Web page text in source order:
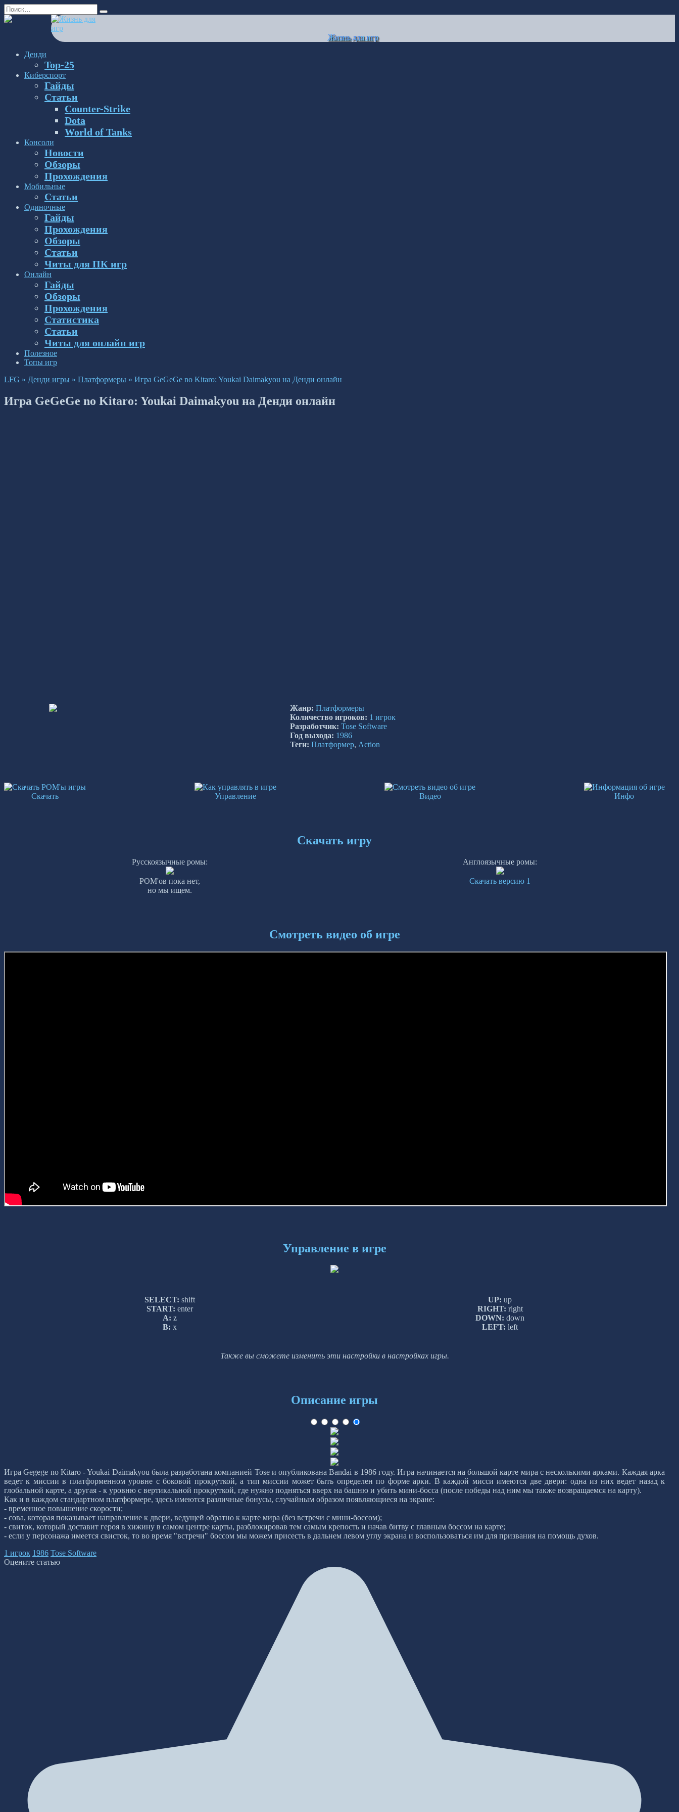
Перейти
к
Search
for:
Жизнь для игр
Денди
Top-25
Киберспорт
Гайды
Статьи
Counter-Strike
Dota
World of Tanks
Консоли
Новости
Обзоры
Прохождения
Мобильные
Статьи
Одиночные
Гайды
Прохождения
Обзоры
Статьи
Читы для ПК игр
Онлайн
Гайды
Обзоры
Прохождения
Статистика
Статьи
Читы для онлайн игр
Полезное
Топы игр
LFG » Денди игры » Платформеры » Игра GeGeGe no Kitaro: Youkai Daimakyou на Денди онлайн
Игра GeGeGe no Kitaro: Youkai Daimakyou на Денди онлайн
Жанр: Платформеры
Количество игроков: 1 игрок
Разработчик: Tose Software
Год выхода: 1986
Теги: Платформер, Action
Скачать Управление Видео Инфо
Скачать игру
Русскоязычные ромы:
РОМ'ов пока нет,
но мы ищем.
Англоязычные ромы:
Скачать версию 1
Смотреть видео об игре
Управление в игре
SELECT: shift
START: enter
A: z
B: x
UP: up
RIGHT: right
DOWN: down
LEFT: left
Также вы сможете изменить эти настройки в настройках игры.
Описание игры
Игра Gegege no Kitaro - Youkai Daimakyou была разработана компанией Tose и опубликована Bandai в 1986 году. Игра начинается на большой карте мира с несколькими арками. Каждая арка
ведет к миссии в платформенном уровне с боковой прокруткой, а тип миссии может быть определен по форме арки. В каждой мисси имеются две двери: одна из них ведет назад к
глобальной карте, а другая - к уровню с вертикальной прокруткой, где нужно подняться вверх на башню и убить мини-босса (после победы над ним мы также возвращаемся на карту).
Как и в каждом стандартном платформере, здесь имеются различные бонусы, случайным образом появляющиеся на экране:
- временное повышение скорости;
- сова, которая показывает направление к двери, ведущей обратно к карте мира (без встречи с мини-боссом);
- свиток, который доставит героя в хижину в самом центре карты, разблокировав тем самым крепость и начав битву с главным боссом на карте;
- если у персонажа имеется свисток, то во время "встречи" боссом мы можем присесть в дальнем левом углу экрана и воспользоваться им для призвания на помощь духов.
1 игрок 1986 Tose Software
Оцените статью